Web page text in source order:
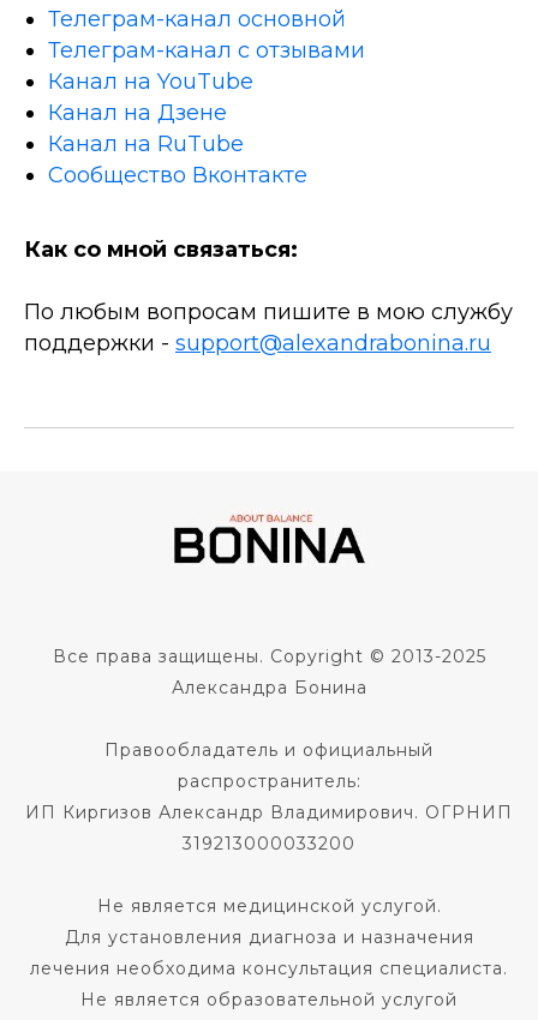
Телеграм-канал основной
Телеграм-канал с отзывами
Канал на YouTube
Канал на Дзене
Канал на RuTube
Сообщество Вконтакте
Как со мной связаться:
По любым вопросам пишите в мою службу
поддержки - support@alexandrabonina.ru
Все права защищены. Copyright © 2013-2025
Александра Бонина
Правообладатель и официальный
распространитель:
ИП Киргизов Александр Владимирович. ОГРНИП
319213000033200
Не является медицинской услугой.
Для установления диагноза и назначения
лечения необходима консультация специалиста.
Не является образовательной услугой